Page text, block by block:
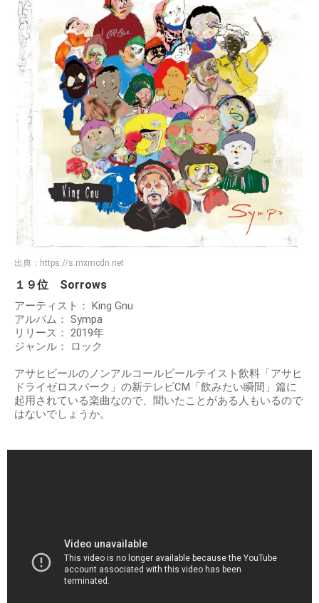
出典： https://s.mxmcdn.net
１９位 Sorrows
アーティスト： King Gnu
アルバム： Sympa
リリース： 2019年
ジャンル： ロック
アサヒビールのノンアルコールビールテイスト飲料「アサヒ
ドライゼロスパーク」の新テレビCM「飲みたい瞬間」篇に
起用されている楽曲なので、聞いたことがある人もいるので
はないでしょうか。